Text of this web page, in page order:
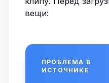
вещи:
ПРОБЛЕМА В
ИСТОЧНИКЕ